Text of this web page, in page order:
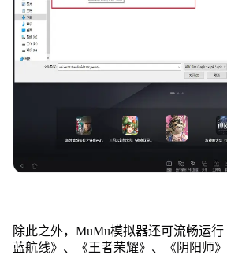
除此之外，MuMu模拟器还可流畅运
蓝航线》、《王者荣耀》、《阴阳师